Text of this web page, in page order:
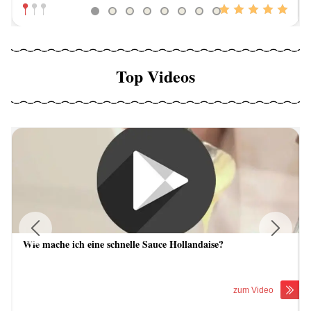
Top Videos
Wie mache ich eine schnelle Sauce Hollandaise?
zum Video
Previous